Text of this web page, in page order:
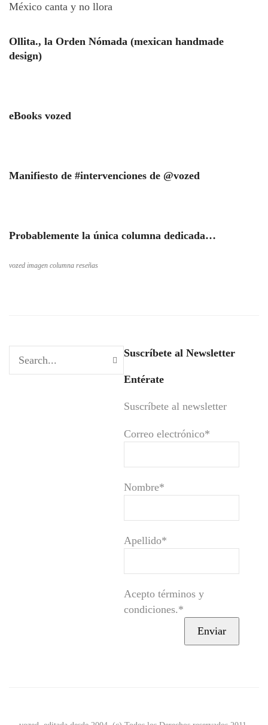
México canta y no llora
Ollita., la Orden Nómada (mexican handmade
design)
eBooks vozed
Manifiesto de #intervenciones de @vozed
Probablemente la única columna dedicada…
vozed imagen columna reseñas
Suscríbete al Newsletter
Entérate
Suscríbete al newsletter
Correo electrónico*
Nombre*
Apellido*
Acepto términos y
condiciones.*